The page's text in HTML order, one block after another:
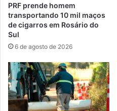
PRF prende homem
transportando 10 mil maços
de cigarros em Rosário do
Sul
6 de agosto de 2026